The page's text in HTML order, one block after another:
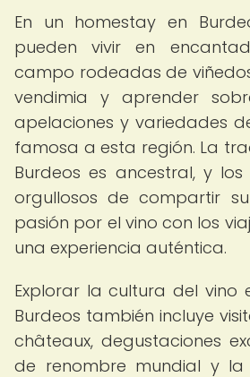
En un homestay en
pueden vivir en
campo rodeadas de
vendimia y aprender
apelaciones y variedades
famosa a esta región. La
Burdeos es ancestral, y
orgullosos de compartir
pasión por el vino con los
una experiencia auténtica.
Explorar la cultura del vino
Burdeos también incluye
châteaux, degustaciones
de renombre mundial y